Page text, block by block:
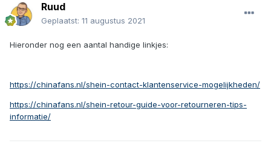
Ruud
Geplaatst: 11 augustus 2021
Hieronder nog een aantal handige linkjes:
https://chinafans.nl/shein-contact-klantenservice-mogelijkheden/
https://chinafans.nl/shein-retour-guide-voor-retourneren-tips-
informatie/